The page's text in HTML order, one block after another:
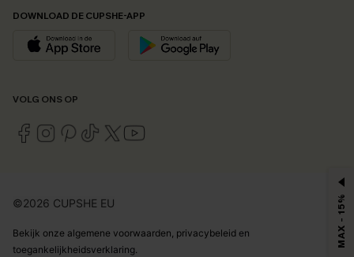
DOWNLOAD DE CUPSHE-APP
VOLG ONS OP
©2026 CUPSHE EU
Bekijk onze algemene voorwaarden privacybeleid en
toegankelijkheidsverklaring
MAX - 15%